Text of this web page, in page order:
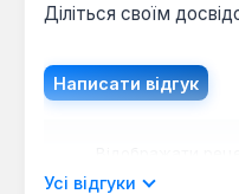
Діліться своїм
Написати відгук
мовою.
Усі відгуки